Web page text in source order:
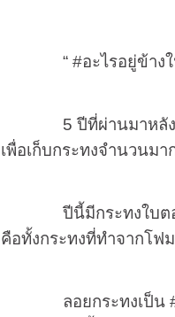
“ #อะไรอยู่ข้าง
5 ปีที่ผ่านมาหลั
เพื่อเก็บกระทงจำนวนม
ปีนี้มีกระทงใบตองม
คือทั้งกระทงที่ทำจากโฟ
ลอยกระทงเป็น